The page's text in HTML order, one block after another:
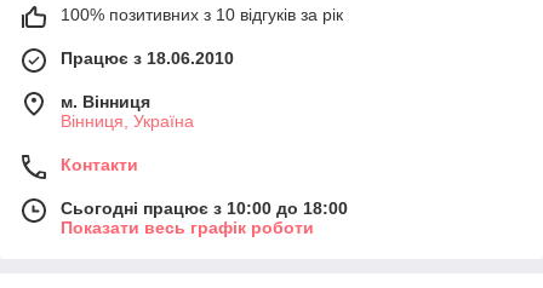
100% позитивних з 10 відгуків за рік
Працює з 18.06.2010
м. Вінниця
Вінниця, Україна
Контакти
Сьогодні працює з 10:00 до 18:00
Показати весь графік роботи